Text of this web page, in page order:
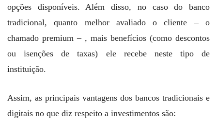
opções disponíveis. Além disso, no caso do banco
tradicional, quanto melhor avaliado o cliente – o
chamado premium – , mais benefícios (como descontos
ou isenções de taxas) ele recebe neste tipo de
instituição.
Assim, as principais vantagens dos bancos tradicionais e
digitais no que diz respeito a investimentos são: